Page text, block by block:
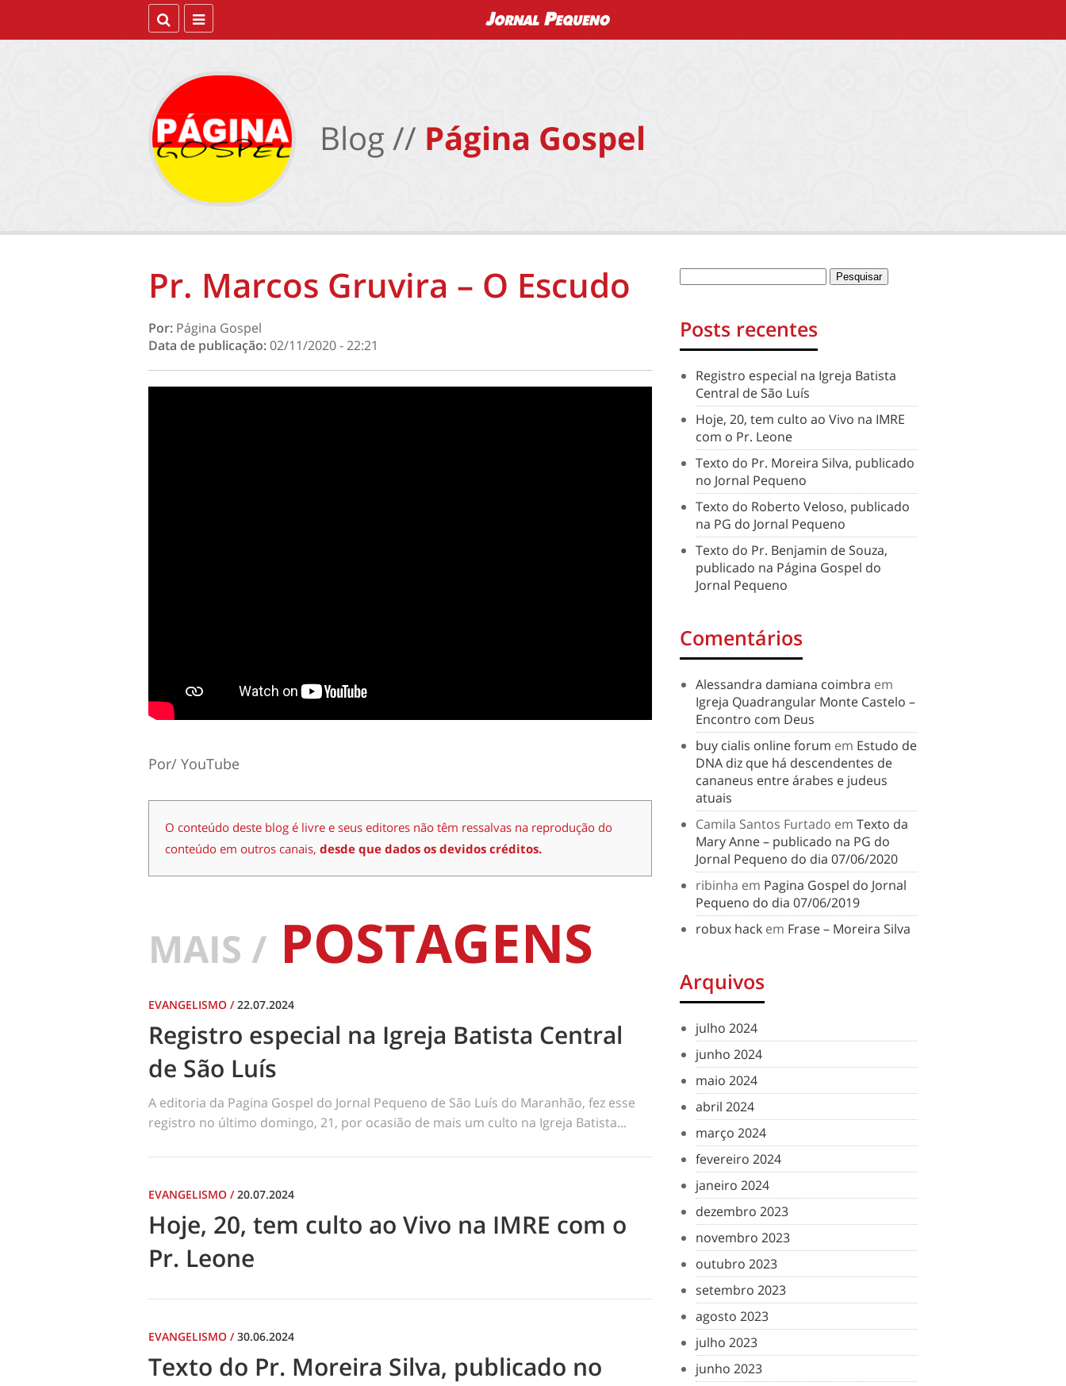
Blog // Página Gospel
Pr. Marcos Gruvira – O Escudo
Por: Página Gospel
Data de publicação:02/11/2020 - 22:21
Por/ YouTube
O conteúdo deste blog é livre e seus editores não têm ressalvas na reprodução do
conteúdo em outros canais, desde que dados os devidos créditos.
MAIS / POSTAGENS
EVANGELISMO /22.07.2024
Registro especial na Igreja Batista Central
de São Luís
A editoria da Pagina Gospel do Jornal Pequeno de São Luís do Maranhão, fez esse
registro no último domingo, 21, por ocasião de mais um culto na Igreja Batista...
EVANGELISMO /20.07.2024
Hoje, 20, tem culto ao Vivo na IMRE com o
Pr. Leone
EVANGELISMO /30.06.2024
Texto do Pr. Moreira Silva, publicado no
Posts recentes
Registro especial na Igreja Batista
Central de São Luís
Hoje, 20, tem culto ao Vivo na IMRE
com o Pr. Leone
Texto do Pr. Moreira Silva, publicado
no Jornal Pequeno
Texto do Roberto Veloso, publicado
na PG do Jornal Pequeno
Texto do Pr. Benjamin de Souza,
publicado na Página Gospel do
Jornal Pequeno
Comentários
Alessandra damiana coimbra em
Igreja Quadrangular Monte Castelo –
Encontro com Deus
buy cialis online forum em Estudo de
DNA diz que há descendentes de
cananeus entre árabes e judeus
atuais
Camila Santos Furtado em Texto da
Mary Anne – publicado na PG do
Jornal Pequeno do dia 07/06/2020
ribinha em Pagina Gospel do Jornal
Pequeno do dia 07/06/2019
robux hack em Frase – Moreira Silva
Arquivos
julho 2024
junho 2024
maio 2024
abril 2024
março 2024
fevereiro 2024
janeiro 2024
dezembro 2023
novembro 2023
outubro 2023
setembro 2023
agosto 2023
julho 2023
junho 2023